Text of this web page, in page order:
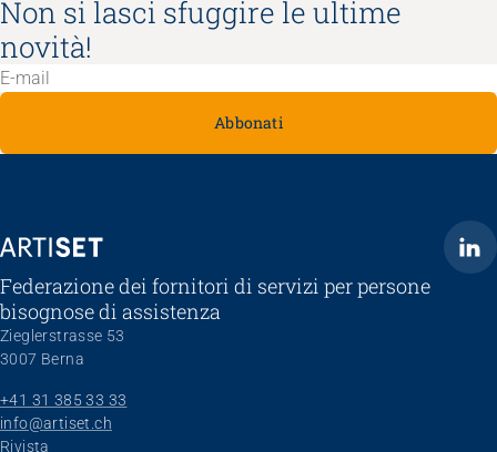
Non si lasci sfuggire le ultime
novità!
Abbonati
ARTISET
Federazione dei fornitori di servizi per persone
bisognose di assistenza
Zieglerstrasse 53
3007 Berna
+41 31 385 33 33
info@artiset.ch
Skip navigation
Rivista